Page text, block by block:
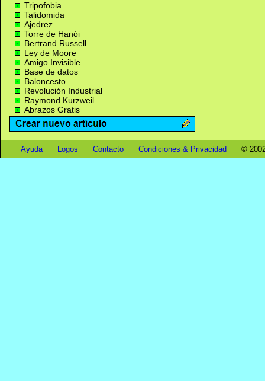
Tripofobia
Talidomida
Ajedrez
Torre de Hanói
Bertrand Russell
Ley de Moore
Amigo Invisible
Base de datos
Baloncesto
Revolución Industrial
Raymond Kurzweil
Abrazos Gratis
Ayuda Logos Contacto Condiciones & Privacidad ©